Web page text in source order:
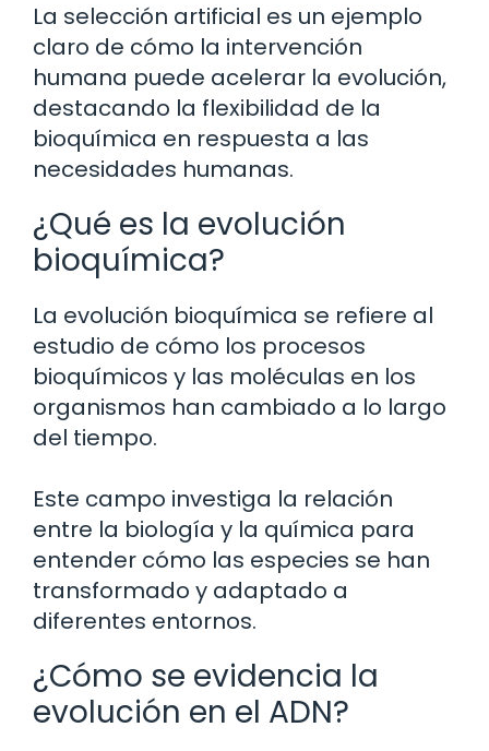
La selección artificial es un ejemplo
claro de cómo la intervención
humana puede acelerar la evolución,
destacando la flexibilidad de la
bioquímica en respuesta a las
necesidades humanas.
¿Qué es la evolución
bioquímica?
La evolución bioquímica se refiere al
estudio de cómo los procesos
bioquímicos y las moléculas en los
organismos han cambiado a lo largo
del tiempo.
Este campo investiga la relación
entre la biología y la química para
entender cómo las especies se han
transformado y adaptado a
diferentes entornos.
¿Cómo se evidencia la
evolución en el ADN?